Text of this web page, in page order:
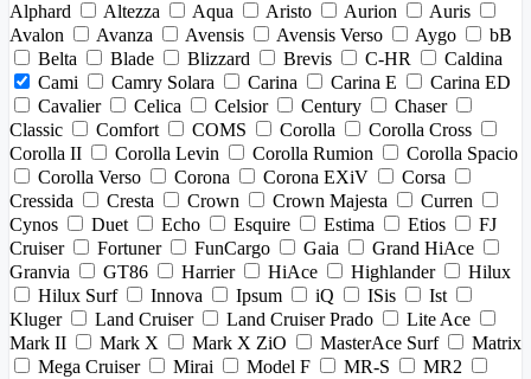
Alphard
Altezza Aqua Aristo Aurion
Auris
Avalon
Avanza Avensis Avensis Verso Aygo
bB
Belta
Blade Blizzard Brevis C-HR
Caldina
Cami
Camry Solara Carina Carina E
Carina ED
Cavalier
Celica Celsior Century
Chaser
Classic
Comfort COMS Corolla
Corolla Cross
Corolla II
Corolla Levin Corolla Rumion
Corolla Spacio
Corolla Verso
Corona Corona EXiV
Corsa
Cressida
Cresta Crown Crown Majesta
Curren
Cynos
Duet Echo Esquire Estima Etios
FJ
Cruiser
Fortuner FunCargo Gaia
Grand HiAce
Granvia
GT86 Harrier HiAce Highlander
Hilux
Hilux Surf
Innova Ipsum iQ ISis
Ist
Kluger
Land Cruiser Land Cruiser Prado
Lite Ace
Mark II
Mark X Mark X ZiO MasterAce Surf
Matrix
Mega Cruiser
Mirai Model F MR-S
MR2